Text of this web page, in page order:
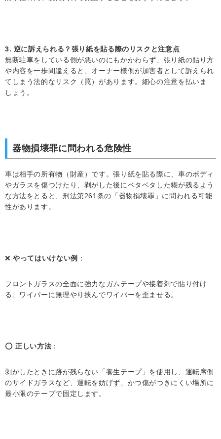
3. 逆に訴えられる？張り紙を貼る際のリスクと注意点
無断駐車をしている側が悪いのにもかかわらず、張り紙の貼り方
や内容を一歩間違えると、オーナー様側が加害者として訴えられ
てしまう法的なリスク（罠）があります。細心の注意を払いま
しょう。
器物損壊罪に問われる危険性
車は相手の所有物（財産）です。張り紙を貼る際に、車のボディ
やガラスを傷つけたり、剥がした後にベタベタした糊が残るよう
な方法をとると、刑法第261条の「器物損壊罪」に問われる可能
性があります。
❌やってはいけない例 ：
フロントガラスの全面に強力なガムテープや接着剤で貼り付け
る、ワイパーに無理やり挟んでワイパーを歪ませる。
⭕正しい方法 ：
剥がしたときに跡が残らない「養生テープ」を使用し、運転席側
のサイドガラスなど、運転を妨げず、かつ傷がつきにくい場所に
最小限のテープで固定します。